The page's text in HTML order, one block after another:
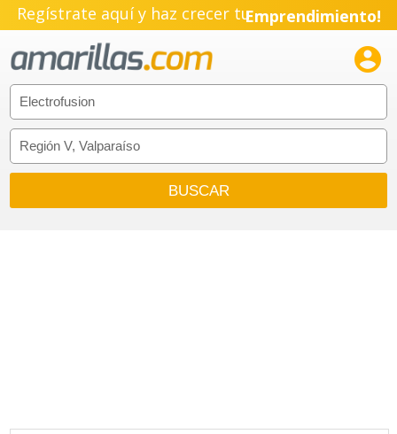
Regístrate aquí y haz crecer tuEmprendimiento!
